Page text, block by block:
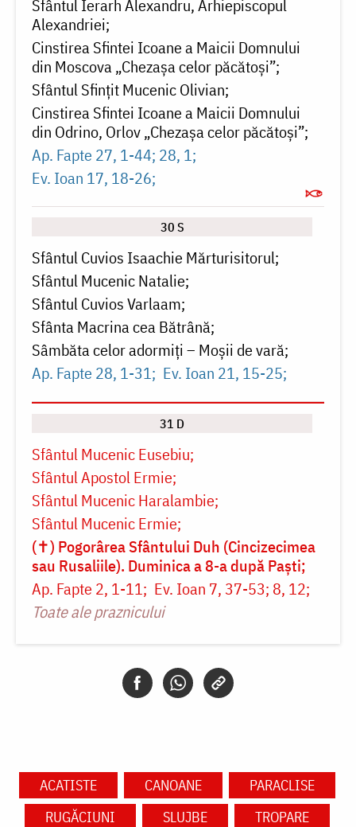
Sfântul Ierarh Alexandru, Arhiepiscopul
Alexandriei
Cinstirea Sfintei Icoane a Maicii Domnului
din Moscova „Chezașa celor păcătoși”
Sfântul Sfinţit Mucenic Olivian
Cinstirea Sfintei Icoane a Maicii Domnului
din Odrino, Orlov „Chezașa celor păcătoși”
Ap. Fapte 27, 1-44; 28, 1
Ev. Ioan 17, 18-26
30 S
Sfântul Cuvios Isaachie Mărturisitorul
Sfântul Mucenic Natalie
Sfântul Cuvios Varlaam
Sfânta Macrina cea Bătrână
Sâmbăta celor adormiți – Moșii de vară
Ap. Fapte 28, 1-31 Ev. Ioan 21, 15-25
31 D
Sfântul Mucenic Eusebiu
Sfântul Apostol Ermie
Sfântul Mucenic Haralambie
Sfântul Mucenic Ermie
(✝) Pogorârea Sfântului Duh (Cincizecimea
sau Rusaliile). Duminica a 8-a după Paști
Ap. Fapte 2, 1-11 Ev. Ioan 7, 37-53; 8, 12
Toate ale praznicului
ACATISTE CANOANE
PARACLISE
RUGĂCIUNI
SLUJBE TROPARE